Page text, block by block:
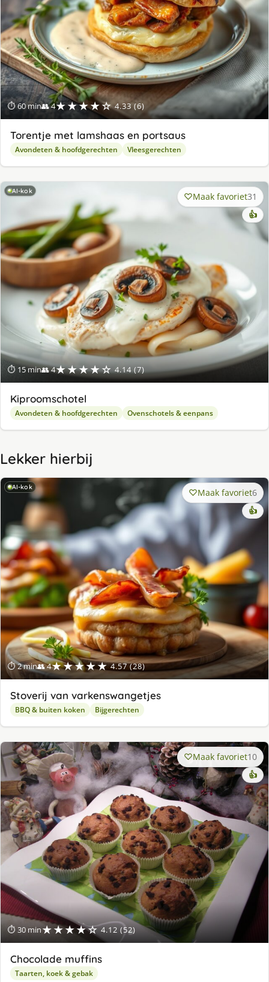
⏱ 60 min👥 4★★★★☆ 4.33 (6)
Torentje met lamshaas en portsaus
Avondeten & hoofdgerechten Vleesgerechten
AI-kok
⏱ 15 min👥 4★★★★☆ 4.14 (7)
Maak favoriet31
👍
Kiproomschotel
Avondeten & hoofdgerechten Ovenschotels & eenpans
Lekker hierbij
AI-kok
⏱ 2 min👥 4★★★★★ 4.57 (28)
Maak favoriet6
👍
Stoverij van varkenswangetjes
BBQ & buiten koken Bijgerechten
⏱ 30 min★★★★☆ 4.12 (52)
Maak favoriet10
👍
Chocolade muffins
Taarten, koek & gebak